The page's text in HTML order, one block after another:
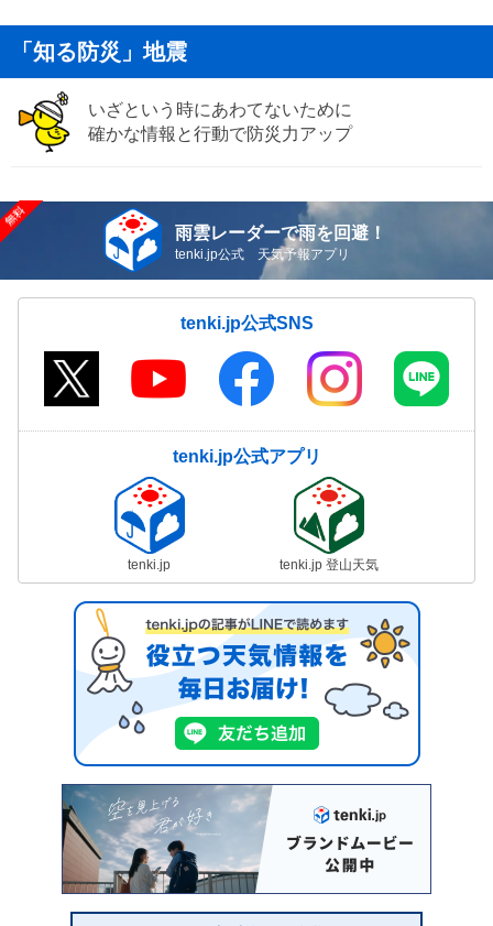
「知る防災」地震
いざという時にあわてないために
確かな情報と行動で防災力アップ
雨雲レーダーで雨を回避！
tenki.jp公式 天気予報アプリ
tenki.jp公式SNS
tenki.jp公式アプリ
tenki.jp tenki.jp 登山天気